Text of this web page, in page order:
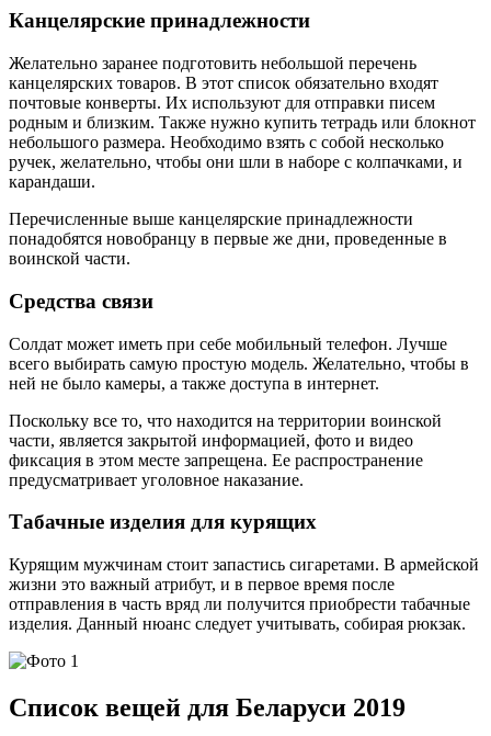
Канцелярские принадлежности
Желательно заранее подготовить небольшой перечень
канцелярских товаров. В этот список обязательно входят
почтовые конверты. Их используют для отправки писем
родным и близким. Также нужно купить тетрадь или блокнот
небольшого размера. Необходимо взять с собой несколько
ручек, желательно, чтобы они шли в наборе с колпачками, и
карандаши.
Перечисленные выше канцелярские принадлежности
понадобятся новобранцу в первые же дни, проведенные в
воинской части.
Средства связи
Солдат может иметь при себе мобильный телефон. Лучше
всего выбирать самую простую модель. Желательно, чтобы в
ней не было камеры, а также доступа в интернет.
Поскольку все то, что находится на территории воинской
части, является закрытой информацией, фото и видео
фиксация в этом месте запрещена. Ее распространение
предусматривает уголовное наказание.
Табачные изделия для курящих
Курящим мужчинам стоит запастись сигаретами. В армейской
жизни это важный атрибут, и в первое время после
отправления в часть вряд ли получится приобрести табачные
изделия. Данный нюанс следует учитывать, собирая рюкзак.
Список вещей для Беларуси 2019